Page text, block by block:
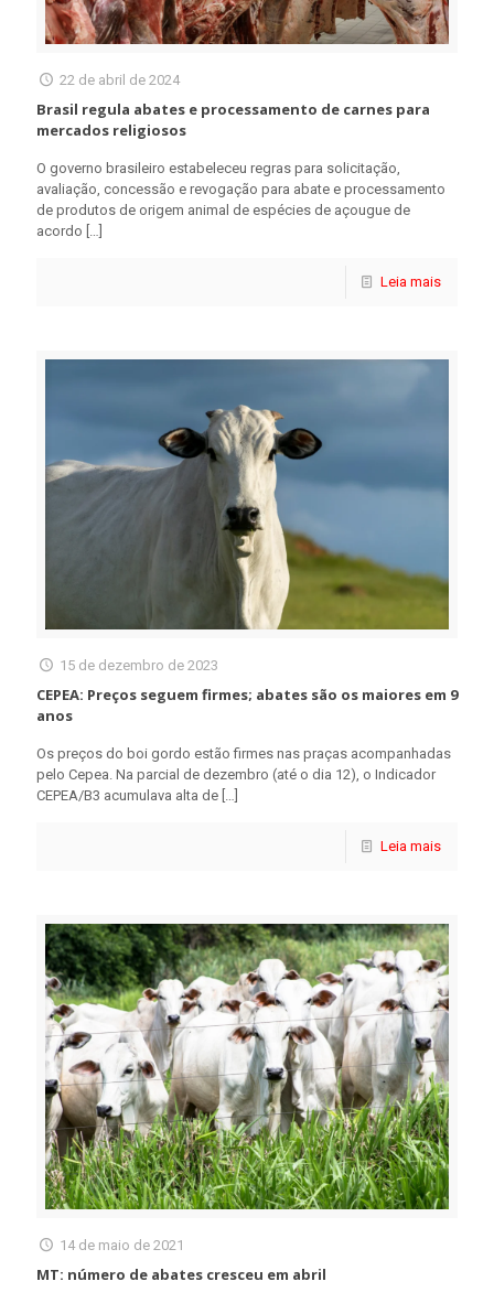
22 de abril de 2024
Brasil regula abates e processamento de carnes para
mercados religiosos
O governo brasileiro estabeleceu regras para solicitação,
avaliação, concessão e revogação para abate e processamento
de produtos de origem animal de espécies de açougue de
acordo […]
Leia mais
15 de dezembro de 2023
CEPEA: Preços seguem firmes; abates são os maiores em 9
anos
Os preços do boi gordo estão firmes nas praças acompanhadas
pelo Cepea. Na parcial de dezembro (até o dia 12), o Indicador
CEPEA/B3 acumulava alta de
Leia mais
14 de maio de 2021
MT: número de abates cresceu em abril